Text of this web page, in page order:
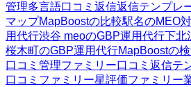
管理多言語口コミ返信返信テンプレ
マップMapBoostの比較駅名のMEO
用代行渋谷 meoのGBP運用代行下北
桜木町のGBP運用代行MapBoostの
口コミ管理ファミリー口コミ返信テ
口コミファミリー星評価ファミリー